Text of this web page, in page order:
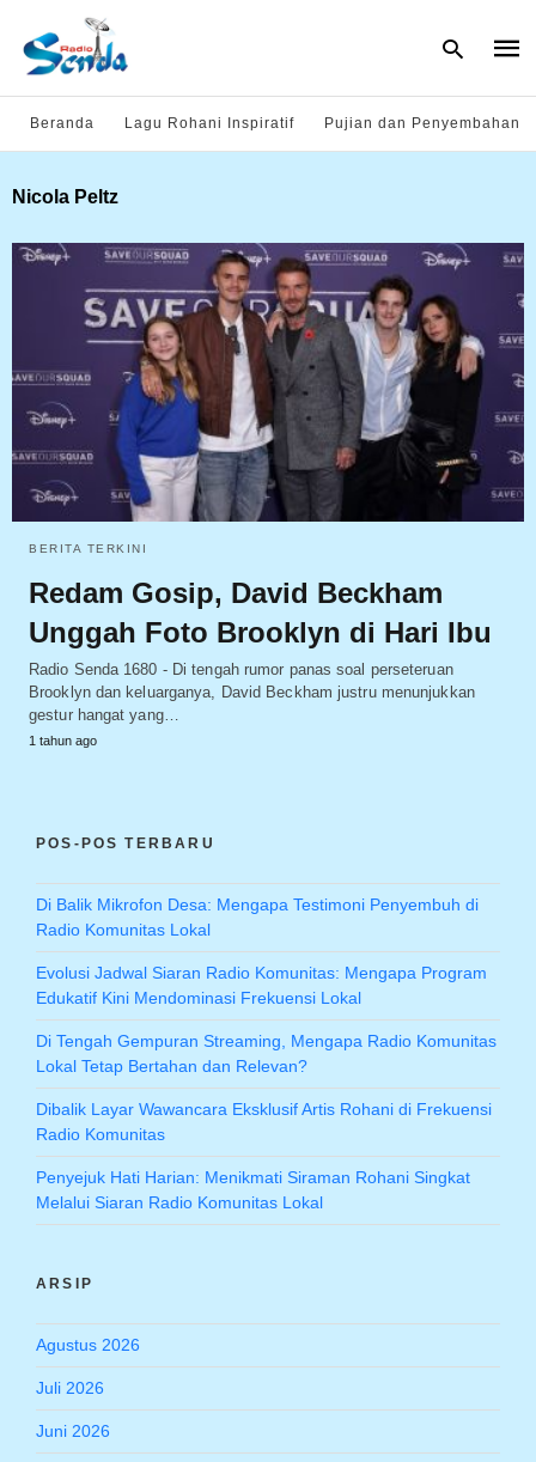
and
Beranda Lagu Rohani Inspiratif Pujian dan Penyembahan
Nicola Peltz
BERITA TERKINI
Redam Gosip, David Beckham
Unggah Foto Brooklyn di Hari Ibu
Radio Senda 1680 - Di tengah rumor panas soal perseteruan
Brooklyn dan keluarganya, David Beckham justru menunjukkan
gestur hangat yang…
1 tahun ago
POS-POS TERBARU
Di Balik Mikrofon Desa: Mengapa Testimoni Penyembuh di
Radio Komunitas Lokal
Evolusi Jadwal Siaran Radio Komunitas: Mengapa Program
Edukatif Kini Mendominasi Frekuensi Lokal
Di Tengah Gempuran Streaming, Mengapa Radio Komunitas
Lokal Tetap Bertahan dan Relevan?
Dibalik Layar Wawancara Eksklusif Artis Rohani di Frekuensi
Radio Komunitas
Penyejuk Hati Harian: Menikmati Siraman Rohani Singkat
Melalui Siaran Radio Komunitas Lokal
ARSIP
Agustus 2026
Juli 2026
Juni 2026